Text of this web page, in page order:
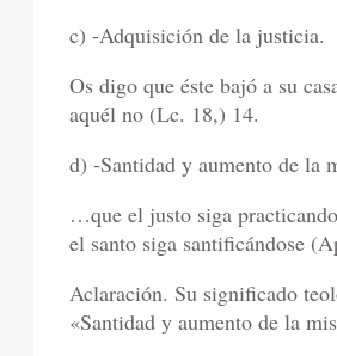
c) -Adquisición de la justicia.
Os digo que éste bajó a su
aquél no (Lc. 18,) 14.
d) -Santidad y aumento de la
…que el justo siga
el santo siga santificándose
Aclaración. Su significado
«Santidad y aumento de la